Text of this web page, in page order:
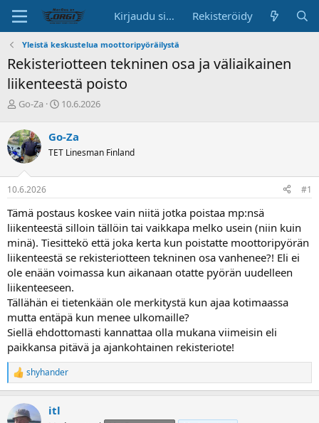
Kirjaudu sisään Rekisteröidy
Yleistä keskustelua moottoripyöräilystä
Rekisteriotteen tekninen osa ja väliaikainen
liikenteestä poisto
K
s
k
u
s
t
e
u
n
a
l
o
t
t
a
j
a
Go-Za
A
i
t
s
i
v
ä
10.6.2026
Go-Za
TET Linesman Finland
10.6.2026 #1
Tämä postaus koskee vain niitä jotka poistaa mp:nsä
liikenteestä silloin tällöin tai vaikkapa melko usein (niin kuin
minä). Tiesittekö että joka kerta kun poistatte moottoripyörän
liikenteestä se rekisteriotteen tekninen osa vanhenee?! Eli ei
ole enään voimassa kun aikanaan otatte pyörän uudelleen
liikenteeseen.
Tällähän ei tietenkään ole merkitystä kun ajaa kotimaassa
mutta entäpä kun menee ulkomaille?
Siellä ehdottomasti kannattaa olla mukana viimeisin eli
paikkansa pitävä ja ajankohtainen rekisteriote!
R
e
k
shyhander
itl